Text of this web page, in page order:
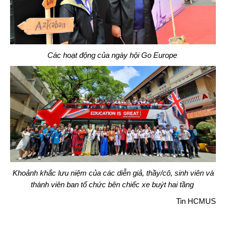
Các hoạt động của ngày hội Go Europe
Khoảnh khắc lưu niệm của các diễn giả, thầy/cô, sinh viên và
thành viên ban tổ chức bên chiếc xe buýt hai tầng
Tin HCMUS